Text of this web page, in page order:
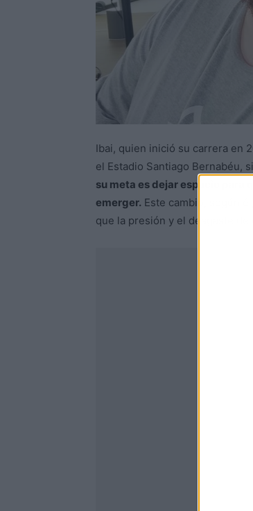
Ibai, quien inició su carrera en
el Estadio Santiago Bernabéu,
su meta es dejar espacio para
emerger. Este cambio, según
que la presión y el desgaste